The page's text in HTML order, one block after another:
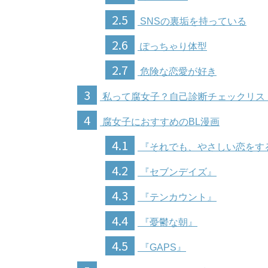
2.5 SNSの裏垢を持っている
2.6 ぽっちゃり体型
2.7 危険な恋愛が好き
3 私って腐女子？自己診断チェックリス
4 腐女子におすすめのBL漫画
4.1 『それでも、やさしい恋をす
4.2 『セブンデイズ』
4.3 『テンカウント』
4.4 『憂鬱な朝』
4.5 『GAPS』